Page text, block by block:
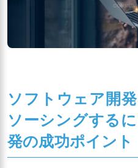
ソフトウェア開
ソーシングする
発の成功ポイント